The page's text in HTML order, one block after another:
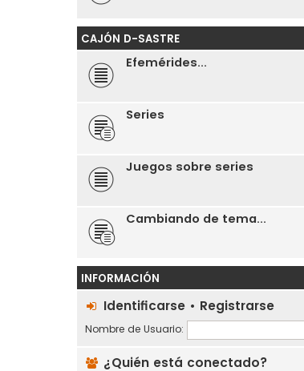
CAJÓN D-SASTRE
Efemérides...
Series
Juegos sobre series
Cambiando de tema...
INFORMACIÓN
Identificarse • Registrarse
Nombre de Usuario:
¿Quién está conectado?